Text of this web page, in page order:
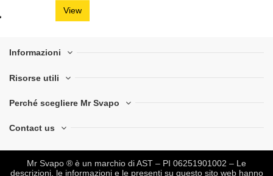
View
Informazioni
Risorse utili
Perché scegliere Mr Svapo
Contact us
Mr Svapo ® è un marchio di AST – PI 06251901002 – Le
descrizioni, le informazioni e le presenti su questo sito web hanno